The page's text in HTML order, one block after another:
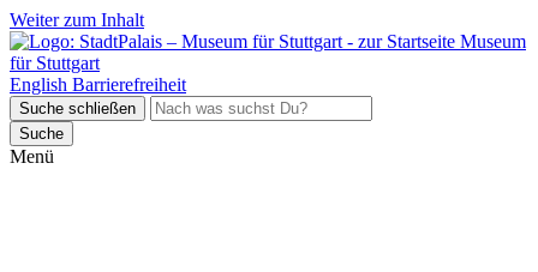
Weiter zum Inhalt
Museum
für Stuttgart
English Barrierefreiheit
Suche schließen
Suche
Menü